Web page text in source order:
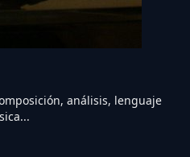
análisis, lenguaje